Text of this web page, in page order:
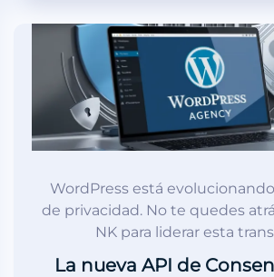
WordPress está
de privacidad. No te quedes
NK para liderar esta
La nueva API de